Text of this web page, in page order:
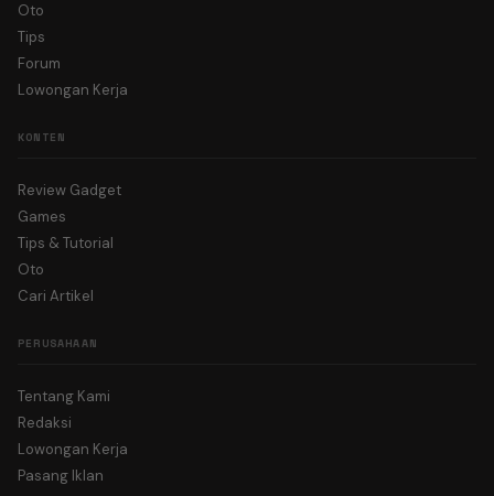
Oto
Tips
Forum
Lowongan Kerja
KONTEN
Review Gadget
Games
Tips & Tutorial
Oto
Cari Artikel
PERUSAHAAN
Tentang Kami
Redaksi
Lowongan Kerja
Pasang Iklan